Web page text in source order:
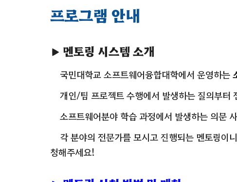
프로그램 안내
▶ 멘토링 시스템 소개
국민대학교 소프트웨어융합대학에서 운영하는
개인/팀 프로젝트 수행에서 발생하는 질의부터
소프트웨어분야 학습 과정에서 발생하는 의문
각 분야의 전문가를 모시고 진행되는 멘토링이
청해주세요!